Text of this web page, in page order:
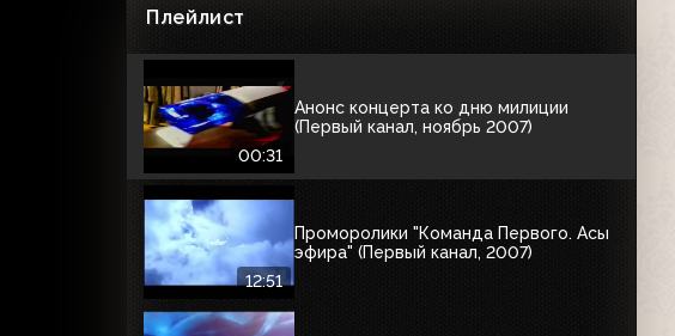
Плейлист
00:42
00:31
Анонс концерта ко дню милиции
(Первый канал, ноябрь 2007)
12:51
Проморолики "Команда Первого. Асы
эфира" (Первый канал, 2007)